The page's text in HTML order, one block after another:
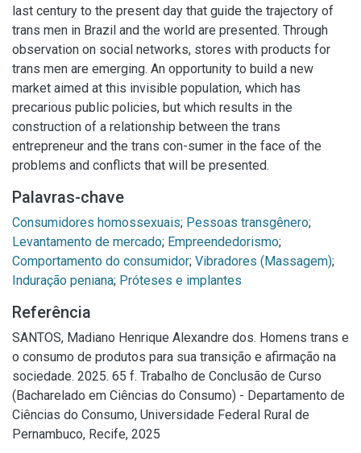
last century to the present day that guide the trajectory of
trans men in Brazil and the world are presented. Through
observation on social networks, stores with products for
trans men are emerging. An opportunity to build a new
market aimed at this invisible population, which has
precarious public policies, but which results in the
construction of a relationship between the trans
entrepreneur and the trans con-sumer in the face of the
problems and conflicts that will be presented.
Palavras-chave
Consumidores homossexuais; Pessoas transgênero;
Levantamento de mercado; Empreendedorismo;
Comportamento do consumidor; Vibradores (Massagem);
Induração peniana; Próteses e implantes
Referência
SANTOS, Madiano Henrique Alexandre dos. Homens trans e
o consumo de produtos para sua transição e afirmação na
sociedade. 2025. 65 f. Trabalho de Conclusão de Curso
(Bacharelado em Ciências do Consumo) - Departamento de
Ciências do Consumo, Universidade Federal Rural de
Pernambuco, Recife, 2025